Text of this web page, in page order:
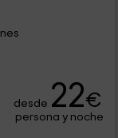
desde 22€
persona y noche